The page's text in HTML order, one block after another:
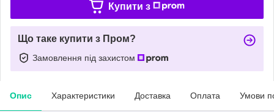
Купити з
Що таке купити з Пром?
Замовлення під захистом
Опис Характеристики Доставка Оплата Умови